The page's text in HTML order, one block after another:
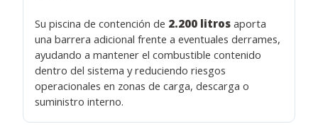
Su piscina de contención de 2.200 litros aporta
una barrera adicional frente a eventuales derrames,
ayudando a mantener el combustible contenido
dentro del sistema y reduciendo riesgos
operacionales en zonas de carga, descarga o
suministro interno.